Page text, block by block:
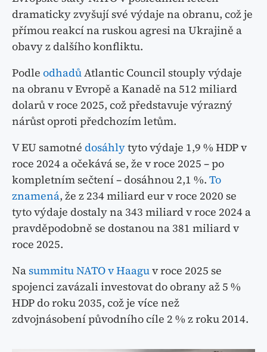
dramaticky zvyšují své výdaje na obranu, což je
přímou reakcí na ruskou agresi na Ukrajině a
obavy z dalšího konfliktu.
Podle odhadůAtlantic Council stouply výdaje
na obranu v Evropě a Kanadě na 512 miliard
dolarů v roce 2025, což představuje výrazný
nárůst oproti předchozím letům.
V EU samotné dosáhlytyto výdaje 1,9 % HDP v
roce 2024 a očekává se, že v roce 2025 – po
kompletním sečtení – dosáhnou 2,1 %. To
znamená, že z 234 miliard eur v roce 2020 se
tyto výdaje dostaly na 343 miliard v roce 2024 a
pravděpodobně se dostanou na 381 miliard v
roce 2025.
Nasummitu NATO v Haaguv roce 2025 se
spojenci zavázali investovat do obrany až 5 %
HDP do roku 2035, což je více než
zdvojnásobení původního cíle 2 % z roku 2014.